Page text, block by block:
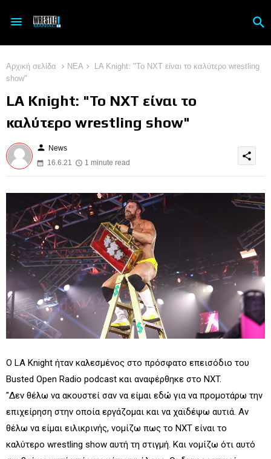
Αρχική σελίδα ΝΕΑ
LA Knight: "Το NXT είναι το καλύτερο wrestling
show"
LA Knight: "Το NXT είναι το
καλύτερο wrestling show"
person News
16.6.21
1 minute read
share
Ο LA Knight ήταν καλεσμένος στο πρόσφατο επεισόδιο του
Busted Open Radio podcast και αναφέρθηκε στο NXT.
"Δεν θέλω να ακουστεί σαν να είμαι εδώ για να προμοτάρω την
επιχείρηση στην οποία εργάζομαι και να χαϊδέψω αυτιά. Αν
θέλω να είμαι ειλικρινής, νομίζω πως το NXT είναι το
καλύτερο wrestling show αυτή τη στιγμή. Και νομίζω ότι αυτό